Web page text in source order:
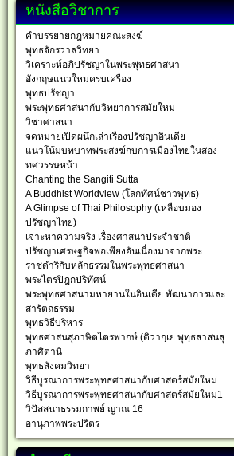
หนังสือวิชาการ
คำบรรยายกฎหมายคณะสงฆ์
พุทธจักรวาลวิทยา
วิเคราะห์อภิปรัชญาในพระพุทธศาสนา
อังกฤษแนวใหม่ครบเครื่อง
พุทธปรัชญา
พระพุทธศาสนากับวิทยาการสมัยใหม่
วิชาศาสนา
จดหมายเปิดผนึกเล่าเรื่องปรัชญาอินเดีย
แนวโน้มบทบาทพระสงฆ์กบการเมืองไทยในสอง
ทศวรรษหน้า
Chanting the Sangiti Sutta
A Buddhist Worldview (โลกทัศน์ชาวพุทธ)
A Glimpse of Thai Philosophy (เหลือบมอง
ปรัชญาไทย)
เจาะหาความจริง เรื่องศาสนาประจำชาติ
ปรัชญาเศรษฐกิจพอเพียงอันเนื่องมาจากพระ
ราชดำริกับหลักธรรมในพระพุทธศาสนา
พระไตรปิฎกปริทัศน์
พระพุทธศาสนามหายานในอินเดีย พัฒนาการและ
สารัตถธรรม
พุทธวิธีบริหาร
พุทธศาสนสุภาษิตไตรพากษ์ (ติวากฺเย พุทฺธสาสนสุ
ภาศิตานิ
พุทธสังคมวิทยา
วิธีบูรณาการพระพุทธศาสนากับศาสตร์สมัยใหม่
วิธีบูรณาการพระพุทธศาสนากับศาสตร์สมัยใหม่1
วิปัสสนาธรรมกาพย์ ญาณ 16
อานุภาพพระปริตร